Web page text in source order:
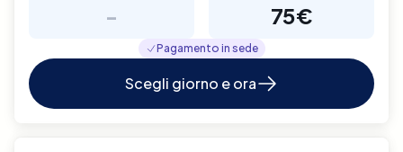
- 75€
Pagamento in sede
Scegli giorno e ora